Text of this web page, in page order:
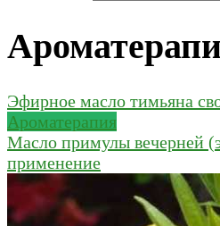
Эфирное масло тимьяна
Ароматерапия
Масло примулы вечерней
применение